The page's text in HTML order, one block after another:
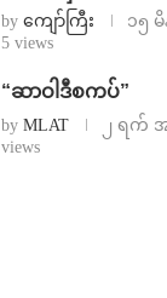
by ကျော်ကြီး
၁၅
5 views
“ဆာဝါဒီစကပ်”
by MLAT ၂ ရက်
views